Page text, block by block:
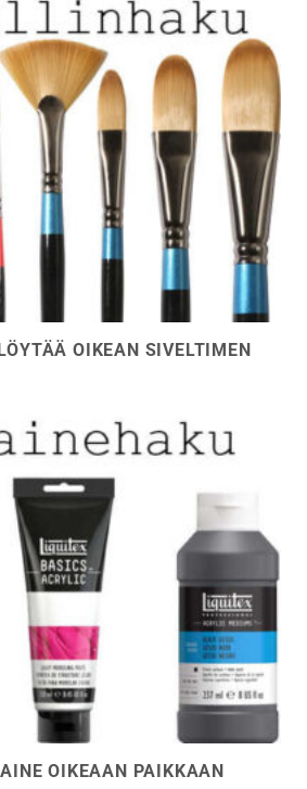
OIKEAN SIVELTIMEN
OIKEAAN PAIKKAAN